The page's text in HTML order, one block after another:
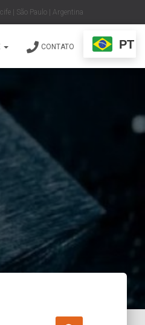
| São Paulo | Argentina
CONTATO PT